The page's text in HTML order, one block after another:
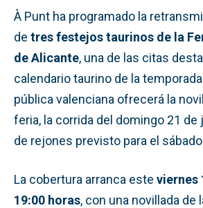
À Punt ha programado la
de tres festejos taurinos de la
de Alicante, una de las citas
calendario taurino de la
pública valenciana ofrecerá la
feria, la corrida del domingo 21
de rejones previsto para el
La cobertura arranca este viernes
19:00 horas, con una novillada de